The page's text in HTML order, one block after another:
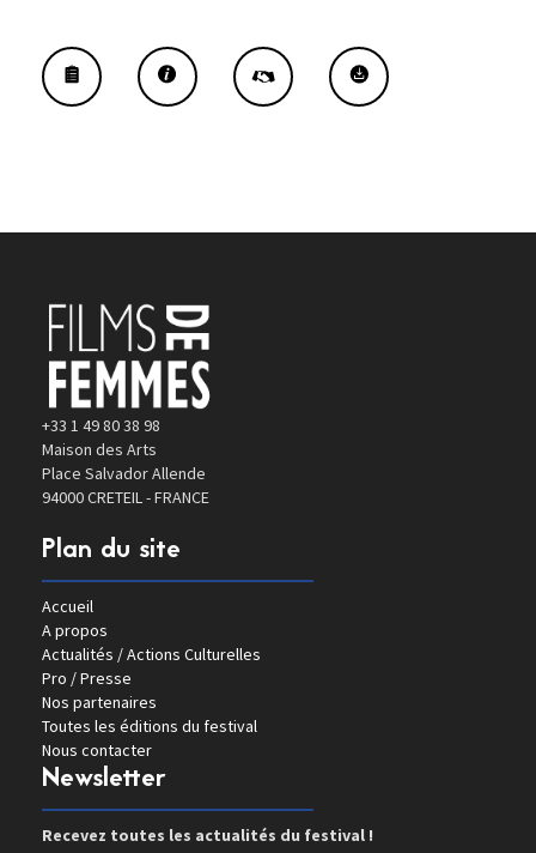
+33 1 49 80 38 98
Maison des Arts
Place Salvador Allende
94000 CRETEIL - FRANCE
Plan du site
Accueil
A propos
Actualités / Actions Culturelles
Pro / Presse
Nos partenaires
Toutes les éditions du festival
Nous contacter
Newsletter
Recevez toutes les actualités du festival !